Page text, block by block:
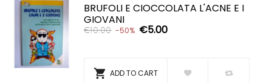
BRUFOLI E CIOCCOLATA L'ACNE E I
GIOVANI
€10.00 -50% €5.00
 ADD TO CART